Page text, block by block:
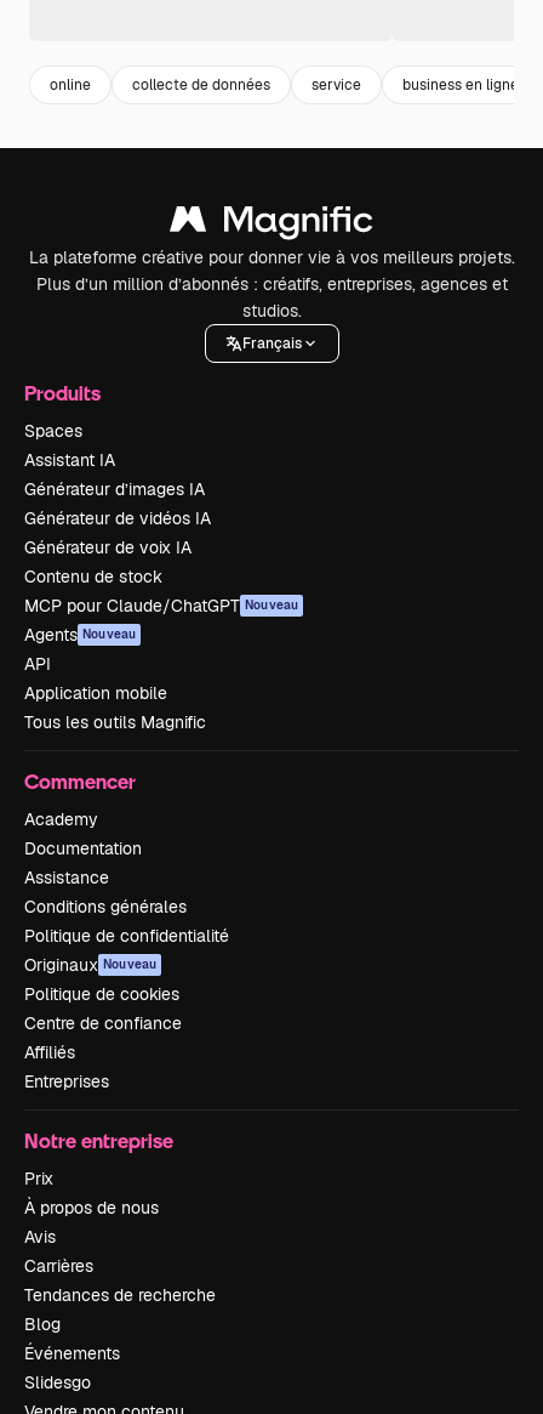
online collecte de données service business en ligne
La plateforme créative pour donner vie à vos meilleurs projets.
Plus d’un million d’abonnés : créatifs, entreprises, agences et
studios.
Français
Produits
Spaces
Assistant IA
Générateur d’images IA
Générateur de vidéos IA
Générateur de voix IA
Contenu de stock
MCP pour Claude/ChatGPT Nouveau
Agents Nouveau
API
Application mobile
Tous les outils Magnific
Commencer
Academy
Documentation
Assistance
Conditions générales
Politique de confidentialité
Originaux Nouveau
Politique de cookies
Centre de confiance
Affiliés
Entreprises
Notre entreprise
Prix
À propos de nous
Avis
Carrières
Tendances de recherche
Blog
Événements
Slidesgo